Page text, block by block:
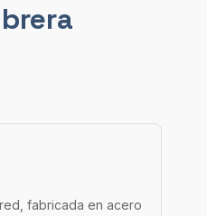
fabricada en acero